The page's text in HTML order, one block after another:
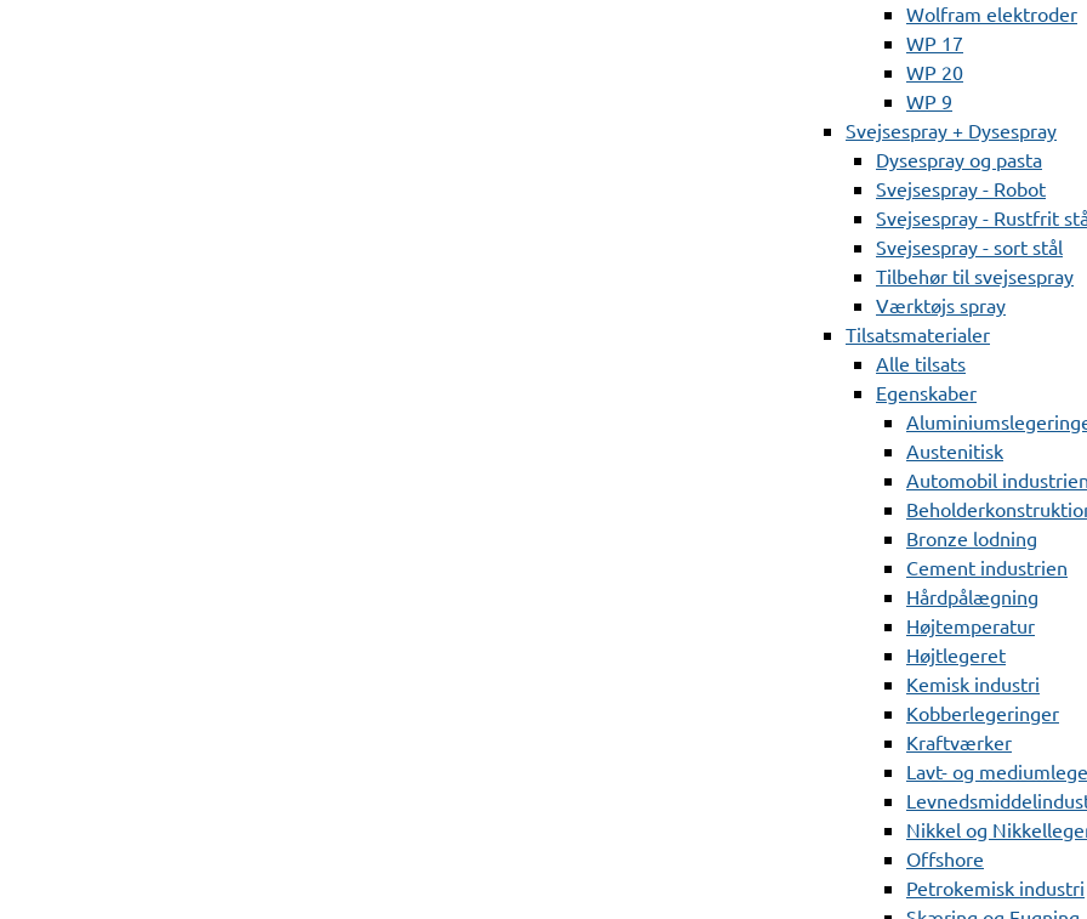
Wolfram elektroder
WP 17
WP 20
WP 9
Svejsespray + Dysespray
Dysespray og pasta
Svejsespray - Robot
Svejsespray - Rustfrit
Svejsespray - sort stål
Tilbehør til svejsespray
Værktøjs spray
Tilsatsmaterialer
Alle tilsats
Egenskaber
Austenitisk
Automobil industrien
Bronze lodning
Cement industrien
Hårdpålægning
Højtemperatur
Højtlegeret
Kemisk industri
Kobberlegeringer
Kraftværker
Lavt- og
Nikkel og
Offshore
Petrokemisk industri